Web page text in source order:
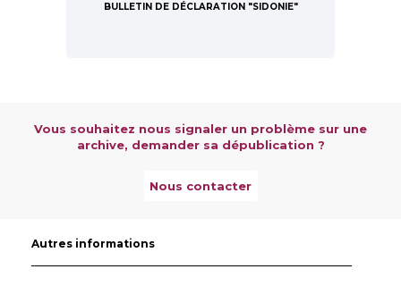
BULLETIN DE DÉCLARATION "SIDONIE"
Vous souhaitez nous signaler un problème sur une
archive, demander sa dépublication ?
Nous contacter
Autres informations